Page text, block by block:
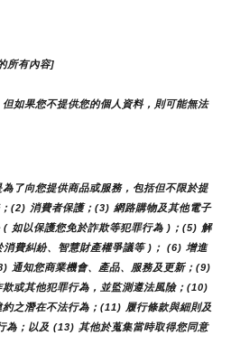
所有內容]
如果您不提供您的個人資料，則可能無法
了向您提供商品或服務，包括但不限於提
(2) 消費者保護；(3) 網路購物及其他電子
如以保護您免於詐欺等犯罪行為 )；(5) 解
費糾紛、智慧財產權爭議等 )； (6) 增進
通知您商業機會、產品、服務及更新；(9)
或其他犯罪行為，並監測遵法風險；(10)
之潛在不法行為；(11) 履行條款與細則及
為；以及 (13) 其他於蒐集當時取得您同意